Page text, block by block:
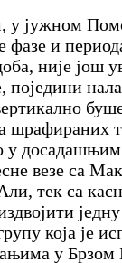
у јужном
фазе и
није још
поједини
у
везе са
тек са
која је
у